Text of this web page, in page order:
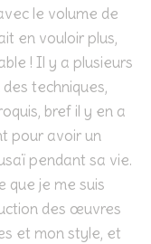
le volume de
en vouloir plus,
! Il y a plusieurs
techniques,
bref il y en a
pour avoir un
pendant sa vie.
que je me suis
des œuvres
et mon style, et